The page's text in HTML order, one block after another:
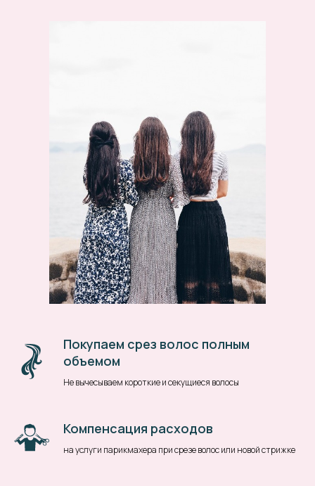
Покупаем срез волос полным
объемом
Не вычесываем короткие и секущиеся волосы
Компенсация расходов
на услуги парикмахера при срезе волос или новой стрижке